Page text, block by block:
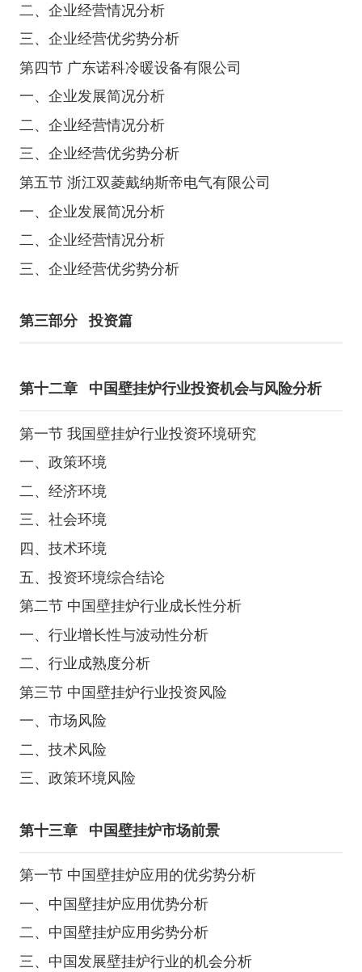
二、企业经营情况分析
三、企业经营优劣势分析
第四节 广东诺科冷暖设备有限公司
一、企业发展简况分析
二、企业经营情况分析
三、企业经营优劣势分析
第五节 浙江双菱戴纳斯帝电气有限公司
一、企业发展简况分析
二、企业经营情况分析
三、企业经营优劣势分析
第三部分 投资篇
第十二章 中国壁挂炉行业投资机会与风险分析
第一节 我国壁挂炉行业投资环境研究
一、政策环境
二、经济环境
三、社会环境
四、技术环境
五、投资环境综合结论
第二节 中国壁挂炉行业成长性分析
一、行业增长性与波动性分析
二、行业成熟度分析
第三节 中国壁挂炉行业投资风险
一、市场风险
二、技术风险
三、政策环境风险
第十三章 中国壁挂炉市场前景
第一节 中国壁挂炉应用的优劣势分析
一、中国壁挂炉应用优势分析
二、中国壁挂炉应用劣势分析
三、中国发展壁挂炉行业的机会分析